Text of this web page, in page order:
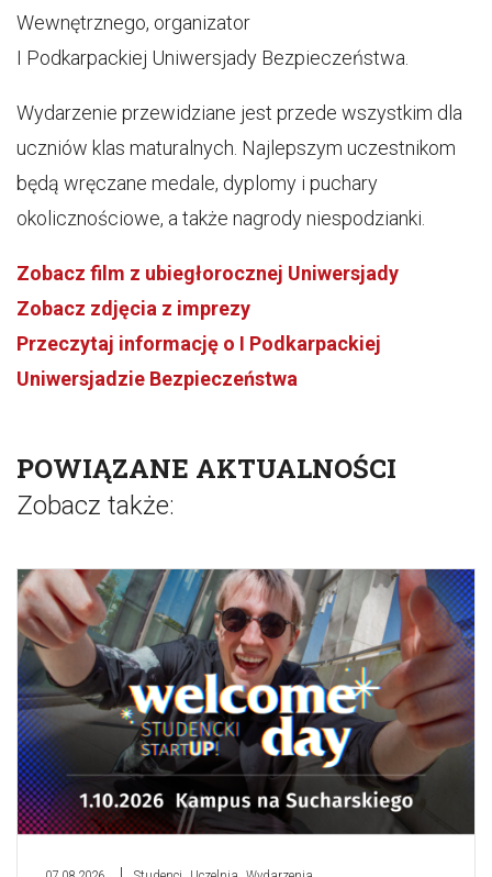
Wewnętrznego, organizator
I Podkarpackiej Uniwersjady Bezpieczeństwa.
Wydarzenie przewidziane jest przede wszystkim dla
uczniów klas maturalnych. Najlepszym uczestnikom
będą wręczane medale, dyplomy i puchary
okolicznościowe, a także nagrody niespodzianki.
Zobacz film z ubiegłorocznej Uniwersjady
Zobacz zdjęcia z imprezy
Przeczytaj informację o I Podkarpackiej
Uniwersjadzie Bezpieczeństwa
POWIĄZANE AKTUALNOŚCI
Zobacz także: